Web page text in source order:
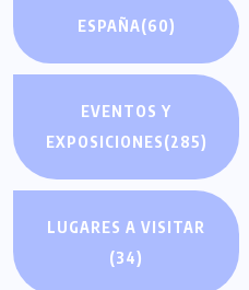
ESPAÑA(60)
EVENTOS Y
EXPOSICIONES(285)
LUGARES A VISITAR
(34)